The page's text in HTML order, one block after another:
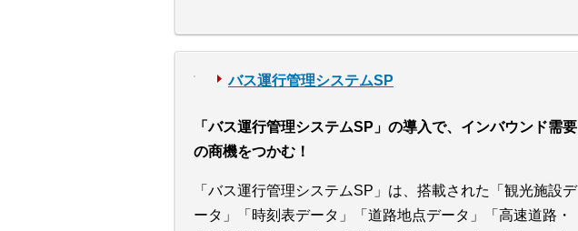
バス運行管理システムSP
「バス運行管理システムSP」の導入で、インバウンド需要
の商機をつかむ！
「バス運行管理システムSP」は、搭載された「観光施設デ
ータ」「時刻表データ」「道路地点データ」「高速道路・